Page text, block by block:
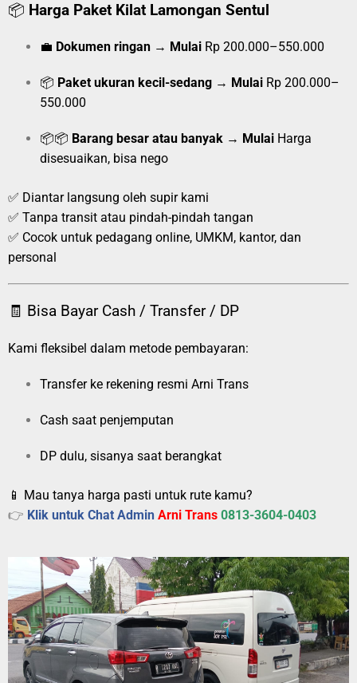
📦 Harga Paket Kilat Lamongan Sentul
💼 Dokumen ringan → Mulai Rp 200.000–550.000
📦 Paket ukuran kecil-sedang → Mulai Rp 200.000–
550.000
📦📦 Barang besar atau banyak → Mulai Harga
disesuaikan, bisa nego
✅ Diantar langsung oleh supir kami
✅ Tanpa transit atau pindah-pindah tangan
✅ Cocok untuk pedagang online, UMKM, kantor, dan
personal
🧾 Bisa Bayar Cash / Transfer / DP
Kami fleksibel dalam metode pembayaran:
Transfer ke rekening resmi Arni Trans
Cash saat penjemputan
DP dulu, sisanya saat berangkat
📱 Mau tanya harga pasti untuk rute kamu?
👉 Klik untuk Chat Admin Arni Trans 0813-3604-0403